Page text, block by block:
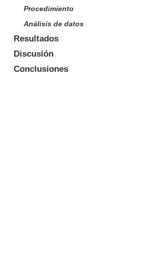
Procedimiento
Análisis de datos
Resultados
Discusión
Conclusiones